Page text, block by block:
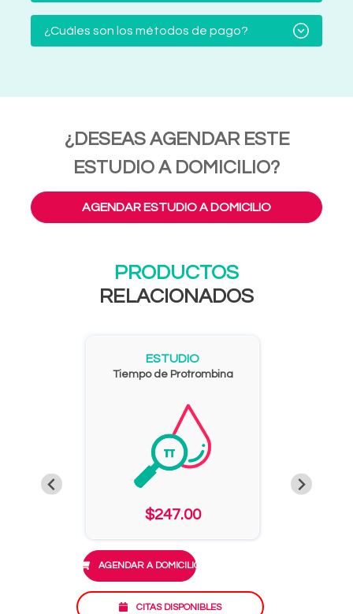
¿Cuáles son los métodos de pago?
¿DESEAS AGENDAR ESTE
ESTUDIO A DOMICILIO?
AGENDAR ESTUDIO A DOMICILIO
PRODUCTOS
RELACIONADOS
ESTUDIO
Tiempo de Protrombina
$247.00
AGENDAR A DOMICILIO
CITAS DISPONIBLES